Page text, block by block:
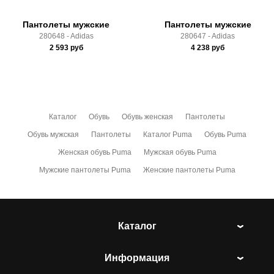
Пантолеты мужские
280648 - Adidas
2 593руб
Пантолеты мужские
280647 - Adidas
4 238 руб
Каталог Обувь Обувь женская Пантолеты
Обувь мужская Пантолеты Каталог Puma Обувь Puma
Женская обувь Puma Мужская обувь Puma
Мужские пантолеты Puma Женские пантолеты Puma
Каталог
Информация